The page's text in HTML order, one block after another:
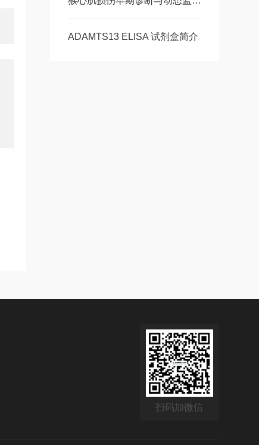
ADAMTS13 ELISA 试剂盒简介
扫码加微信